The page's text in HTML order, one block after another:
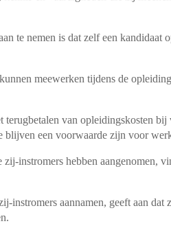
te nemen is dat zelf een kandidaat
meewerken tijdens de
van opleidingskosten
blijven een voorwaarde zijn voor
instromers hebben aangenomen,
instromers aannamen, geeft aan dat